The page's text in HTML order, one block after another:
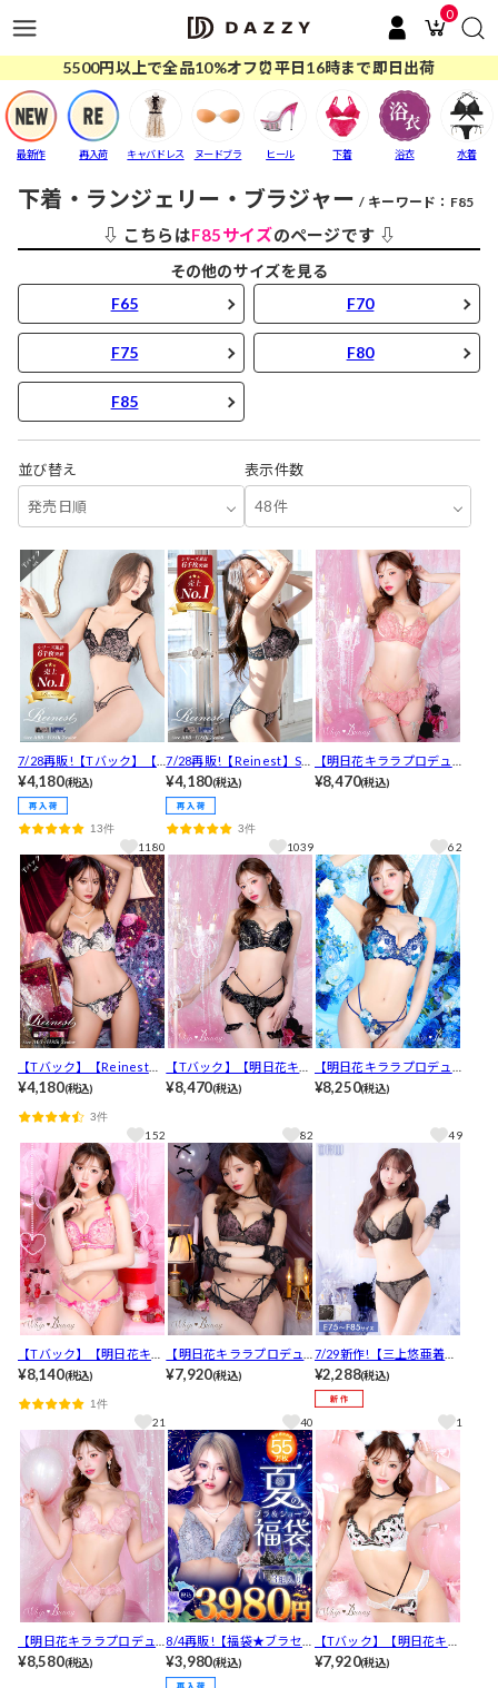
0
5500円以上で全品10%オフ⏰平日16時まで即日出荷
最新作 再入荷 キャバドレス ヌードブラ ヒール 下着 浴衣 水着
下着・ランジェリー・ブラジャー キーワード：F85
⇩ こちらはF85サイズのページです ⇩
その他のサイズを見る
F65
F70
F75 F80
F85
並び替え
発売日順
表示件数
48件
7/28再販!【Tバック】【R
einest】SEXYレース花柄
ブラジャー&バック透けT
バックショーツ[推し]
¥4,180(税込)
13件
1180
7/28再販!【Reinest】SE
XYレース花柄ブラジャー
&バック透けフルバックシ
ョーツ[推し]
¥4,180(税込)
3件
1039
【明日花キララプロデュ
ース/WhipBunny】Que
¥8,470(税込)
62
【Tバック】【Reinest】
【永尾まりや着用】ロイ
ラジャー&バック透けTバ
ックショーツ[推し]
¥4,180(税込)
3件
152
【Tバック】【明日花キラ
ラプロデュース/WhipBu
ーズビジューブラ＆Tバッ
ク[推し]
¥8,470(税込)
82
【明日花キララプロデュ
ース/WhipBunny】ドレ
し]
¥8,250(税込)
49
【Tバック】【明日花キラ
ラプロデュース/WhipBu
rt Bra&T-back / メルティ
トゥインクルハートブラ
＆Tバック[推し]
¥8,140(税込)
1件
21
【明日花キララプロデュ
ース/WhipBunny】Floral
ップブラ＆ショーツ [推
し]
¥7,920(税込)
40
7/29新作!【三上悠亜着
用】【EFサイズ】シャイ
ニーローズベールブラジ
ャー&フルバックショーツ
[推し]
¥2,288(税込)
1
【明日花キララプロデュ
ース/WhipBunny】Lovel
¥8,580(税込)
8/4再販!【福袋★ブラセ
ット3点入】ブラジャー＆
ショーツ3点組入り福袋
¥3,980(税込)
【Tバック】【明日花キラ
ラプロデュース/WhipBu
¥7,920(税込)